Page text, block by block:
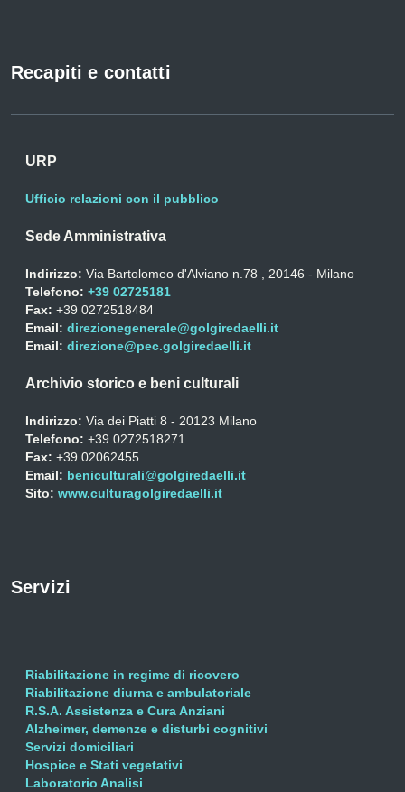
Recapiti e contatti
URP
Ufficio relazioni con il pubblico
Sede Amministrativa
Indirizzo: Via Bartolomeo d'Alviano n.78 , 20146 - Milano
Telefono: +39 02725181
Fax: +39 0272518484
Email: direzionegenerale@golgiredaelli.it
Email: direzione@pec.golgiredaelli.it
Archivio storico e beni culturali
Indirizzo: Via dei Piatti 8 - 20123 Milano
Telefono: +39 0272518271
Fax: +39 02062455
Email: beniculturali@golgiredaelli.it
Sito: www.culturagolgiredaelli.it
Servizi
Riabilitazione in regime di ricovero
Riabilitazione diurna e ambulatoriale
R.S.A. Assistenza e Cura Anziani
Alzheimer, demenze e disturbi cognitivi
Servizi domiciliari
Hospice e Stati vegetativi
Laboratorio Analisi